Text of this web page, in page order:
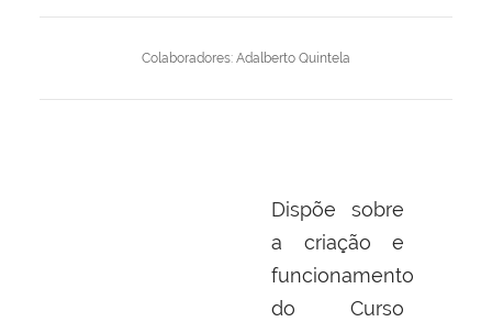
Colaboradores: Adalberto Quintela
Dispõe sobre
a criação e
funcionamento
do Curso